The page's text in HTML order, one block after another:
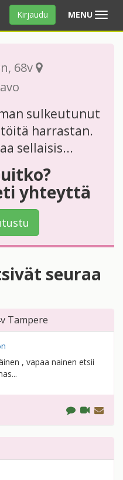
MENU Avaa
valikko
Kirjaudu
, 68v
sulkeutunut
harrastan.
sellaisis...
yhteyttä
seuraa
Tampere
, vapaa nainen etsii